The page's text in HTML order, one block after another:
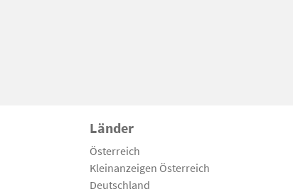
Länder
Österreich
Kleinanzeigen Österreich
Deutschland